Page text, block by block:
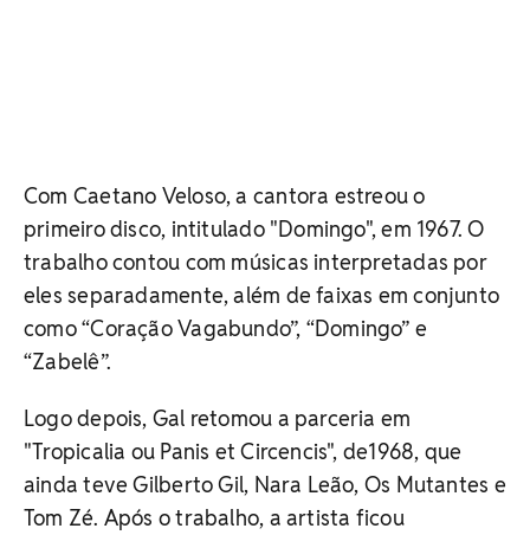
Com Caetano Veloso, a cantora estreou o
primeiro disco, intitulado "Domingo", em 1967. O
trabalho contou com músicas interpretadas por
eles separadamente, além de faixas em conjunto
como “Coração Vagabundo”, “Domingo” e
“Zabelê”.
Logo depois, Gal retomou a parceria em
"Tropicalia ou Panis et Circencis", de1968, que
ainda teve Gilberto Gil, Nara Leão, Os Mutantes e
Tom Zé. Após o trabalho, a artista ficou